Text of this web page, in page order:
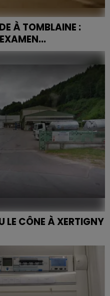
À TOMBLAINE :
une femme de 32
à l'arme blanche par
de Tomblaine. Après...
LE CÔNE À XERTIGNY
se sont
le Cône, un ruisseau
le 4 mai 2026.